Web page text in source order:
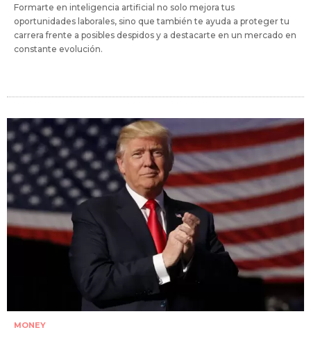
Formarte en inteligencia artificial no solo mejora tus
oportunidades laborales, sino que también te ayuda a proteger tu
carrera frente a posibles despidos y a destacarte en un mercado en
constante evolución.
MONEY